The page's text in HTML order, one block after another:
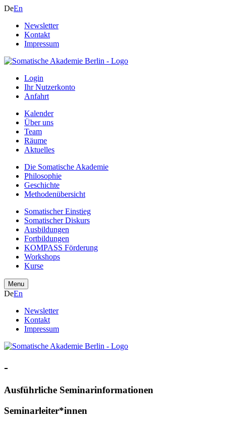
DeEn
Newsletter
Kontakt
Impressum
Login
Ihr Nutzerkonto
Anfahrt
Kalender
Über uns
Team
Räume
Aktuelles
Die Somatische Akademie
Philosophie
Geschichte
Methodenübersicht
Somatischer Einstieg
Somatischer Diskurs
Ausbildungen
Fortbildungen
KOMPASS Förderung
Workshops
Kurse
Menu
DeEn
Newsletter
Kontakt
Impressum
-
Ausführliche Seminarinformationen
Seminarleiter*innen